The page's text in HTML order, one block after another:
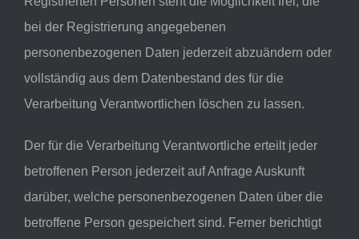
bei der Registrierung angegebenen
personenbezogenen Daten jederzeit abzuändern oder
vollständig aus dem Datenbestand des für die
Verarbeitung Verantwortlichen löschen zu lassen.
Der für die Verarbeitung Verantwortliche erteilt jeder
betroffenen Person jederzeit auf Anfrage Auskunft
darüber, welche personenbezogenen Daten über die
betroffene Person gespeichert sind. Ferner berichtigt